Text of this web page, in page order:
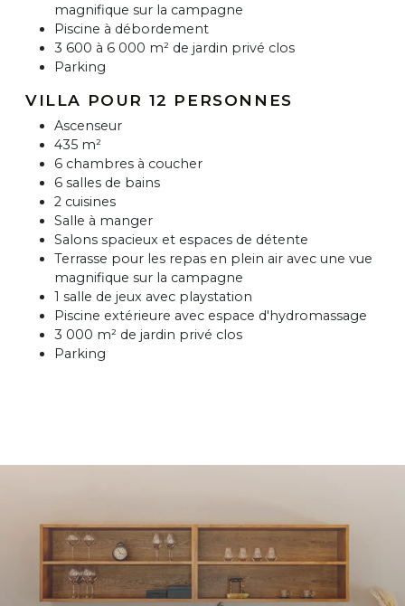
magnifique sur la campagne
Piscine à débordement
3 600 à 6 000 m² de jardin privé clos
Parking
VILLA POUR 12 PERSONNES
Ascenseur
435 m²
6 chambres à coucher
6 salles de bains
2 cuisines
Salle à manger
Salons spacieux et espaces de détente
Terrasse pour les repas en plein air avec une vue
magnifique sur la campagne
1 salle de jeux avec playstation
Piscine extérieure avec espace d'hydromassage
3 000 m² de jardin privé clos
Parking